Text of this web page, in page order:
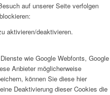
auf unserer Seite verfolgen
aktivieren/deaktivieren.
wie Google Webfonts, Google
Anbieter möglicherweise
können Sie diese hier
Deaktivierung dieser Cookies die